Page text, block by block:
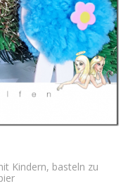
Kindern, basteln zu